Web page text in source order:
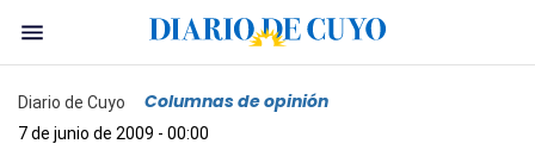
Diario de Cuyo Columnas de opinión
7 de junio de 2009 - 00:00